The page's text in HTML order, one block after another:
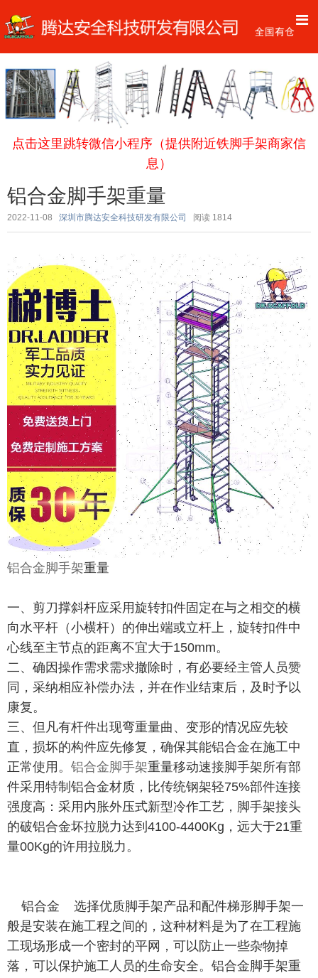
点击这里跳转微信小程序（提供附近铁脚手架商家信
息）
铝合金脚手架重量
2022-11-08 深圳市腾达安全科技研发有限公司 阅读 1814
铝合金脚手架重量
一、剪刀撑斜杆应采用旋转扣件固定在与之相交的横
向水平杆（小横杆）的伸出端或立杆上，旋转扣件中
心线至主节点的距离不宜大于150mm。
二、确因操作需求需求撤除时，有必要经主管人员赞
同，采纳相应补偿办法，并在作业结束后，及时予以
康复。
三、但凡有杆件出现弯重量曲、变形的情况应先较
直，损坏的构件应先修复，确保其能铝合金在施工中
正常使用。 铝合金脚手架重量移动速接脚手架所有部
件采用特制铝合金材质，比传统钢架轻75%部件连接
强度高：采用内胀外压式新型冷作工艺，脚手架接头
的破铝合金坏拉脱力达到4100-4400Kg，远大于21重
量00Kg的许用拉脱力。
铝合金 选择优质脚手架产品和配件梯形脚手架一
般是安装在施工程之间的，这种材料是为了在工程施
工现场形成一个密封的平网，可以防止一些杂物掉
落，可以保护施工人员的生命安全。铝合金脚手架重